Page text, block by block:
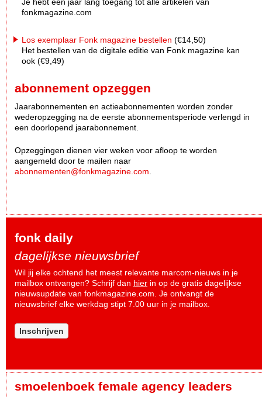
fonkmagazine.com
Los exemplaar Fonk magazine bestellen (€14,50)
Het bestellen van de digitale editie van Fonk magazine kan
ook (€9,49)
abonnement opzeggen
Jaarabonnementen en actieabonnementen worden zonder
wederopzegging na de eerste abonnementsperiode verlengd in
een doorlopend jaarabonnement.
Opzeggingen dienen vier weken voor afloop te worden
aangemeld door te mailen naar
abonnementen@fonkmagazine.com
fonk daily
dagelijkse nieuwsbrief
Wil jij elke ochtend het meest relevante marcom-nieuws in je
mailbox ontvangen? Schrijf dan hier in op de gratis dagelijkse
nieuwsupdate van fonkmagazine.com. Je ontvangt de
nieuwsbrief elke werkdag stipt 7.00 uur in je mailbox.
Inschrijven
smoelenboek female agency leaders